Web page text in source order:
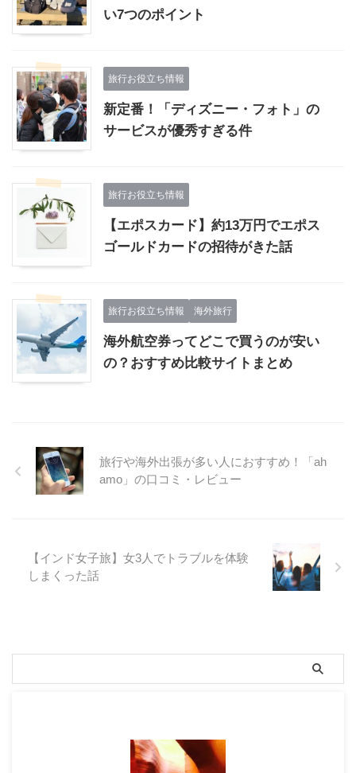
い7つのポイント
旅行お役立ち情報
新定番！「ディズニー・フォト」の
サービスが優秀すぎる件
旅行お役立ち情報
【エポスカード】約13万円でエポス
ゴールドカードの招待がきた話
旅行お役立ち情報 海外旅行
海外航空券ってどこで買うのが安い
の？おすすめ比較サイトまとめ
旅行や海外出張が多い人におすすめ！「ah
amo」の口コミ・レビュー
【インド女子旅】女3人でトラブルを体験
しまくった話